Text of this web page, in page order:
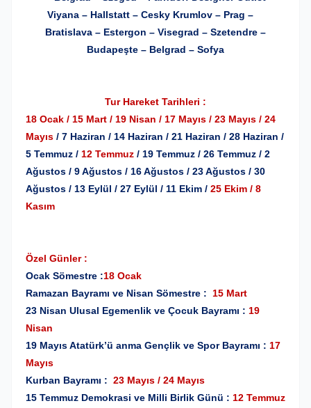
Viyana – Hallstatt – Cesky Krumlov – Prag –
Bratislava – Estergon – Visegrad – Szetendre –
Budapeşte – Belgrad – Sofya
Tur Hareket Tarihleri :
18 Ocak / 15 Mart / 19 Nisan / 17 Mayıs / 23 Mayıs / 24
Mayıs / 7 Haziran / 14 Haziran / 21 Haziran / 28 Haziran /
5 Temmuz / 12 Temmuz / 19 Temmuz / 26 Temmuz / 2
Ağustos / 9 Ağustos / 16 Ağustos / 23 Ağustos / 30
Ağustos / 13 Eylül / 27 Eylül / 11 Ekim / 25 Ekim / 8
Kasım
Özel Günler :
Ocak Sömestre :18 Ocak
Ramazan Bayramı ve Nisan Sömestre : 15 Mart
23 Nisan Ulusal Egemenlik ve Çocuk Bayramı : 19
Nisan
19 Mayıs Atatürk’ü anma Gençlik ve Spor Bayramı : 17
Mayıs
Kurban Bayramı : 23 Mayıs / 24 Mayıs
15 Temmuz Demokrasi ve Milli Birlik Günü : 12 Temmuz